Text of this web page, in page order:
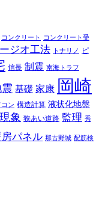
コンクリート
コンクリート受
ジオ工法 トナリノ
ピ
信長 制震 南海トラフ
基礎 家康 岡崎
ン 構造計算 液状化地盤
象 狭あい道路 監理 秀
パネル 那古野城 配筋検